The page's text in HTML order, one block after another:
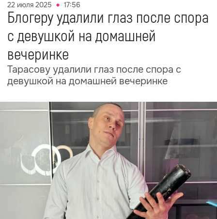
22 июля 2025 17:56
Блогеру удалили глаз после спора
с девушкой на домашней
вечеринке
Тарасову удалили глаз после спора с
девушкой на домашней вечеринке